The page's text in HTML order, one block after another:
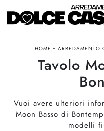
HOME - ARREDAMENTO
Tavolo
Vuoi avere ulteriori
Moon Basso di
modelli